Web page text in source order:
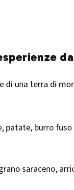
di una terra di
patate, burro
saraceno,